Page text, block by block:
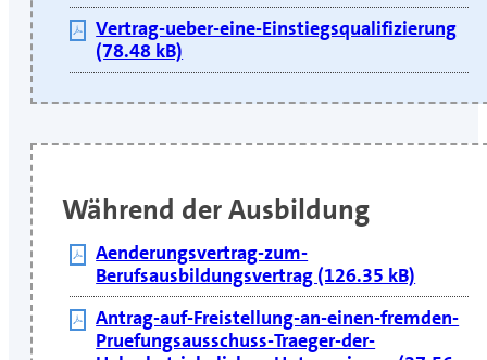
Vertrag-ueber-eine-Einstiegsqualifizierung
(78.48 kB)
Während der Ausbildung
Aenderungsvertrag-zum-
Berufsausbildungsvertrag (126.35 kB)
Antrag-auf-Freistellung-an-einen-fremden-
Pruefungsausschuss-Traeger-der-